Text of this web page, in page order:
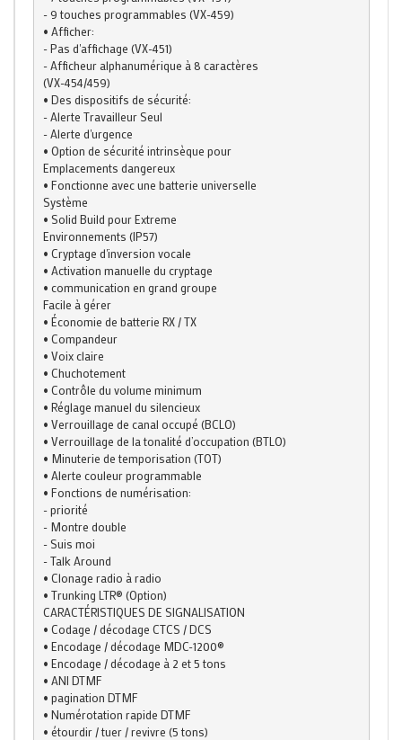
- 9 touches programmables (VX-459)
• Afficher:
- Pas d'affichage (VX-451)
- Afficheur alphanumérique à 8 caractères
(VX-454/459)
• Des dispositifs de sécurité:
- Alerte Travailleur Seul
- Alerte d'urgence
• Option de sécurité intrinsèque pour
Emplacements dangereux
• Fonctionne avec une batterie universelle
Système
• Solid Build pour Extreme
Environnements (IP57)
• Cryptage d'inversion vocale
• Activation manuelle du cryptage
• communication en grand groupe
Facile à gérer
• Économie de batterie RX / TX
• Compandeur
• Voix claire
• Chuchotement
• Contrôle du volume minimum
• Réglage manuel du silencieux
• Verrouillage de canal occupé (BCLO)
• Verrouillage de la tonalité d’occupation (BTLO)
• Minuterie de temporisation (TOT)
• Alerte couleur programmable
• Fonctions de numérisation:
- priorité
- Montre double
- Suis moi
- Talk Around
• Clonage radio à radio
• Trunking LTR® (Option)
CARACTÉRISTIQUES DE SIGNALISATION
• Codage / décodage CTCS / DCS
• Encodage / décodage MDC-1200®
• Encodage / décodage à 2 et 5 tons
• ANI DTMF
• pagination DTMF
• Numérotation rapide DTMF
• étourdir / tuer / revivre (5 tons)